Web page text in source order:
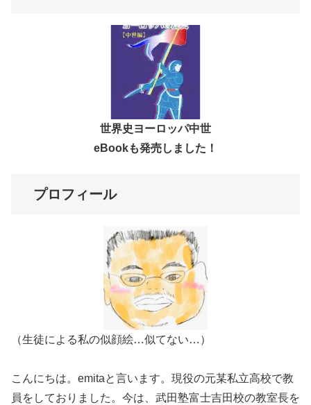
世界史ヨーロッパ中世
eBookも発売しました！
プロフィール
（生徒による私の似顔絵…似てない…）
こんにちは。emitaと言います。現役の元某私立高校で教
員をしておりました。今は、武田塾富士吉田校の教室長を